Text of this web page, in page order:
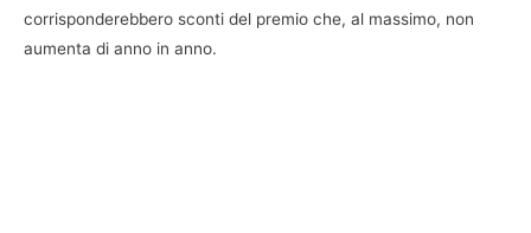
corrisponderebbero sconti del premio che, al massimo, non
aumenta di anno in anno.